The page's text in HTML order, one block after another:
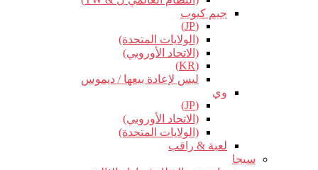
جيم كيوب
(JP)
(الولايات المتحدة)
(الاتحاد الأوروبي)
(KR)
ليس لإعادة بيعها / ديموس
وي
(JP)
(الاتحاد الأوروبي)
(الولايات المتحدة)
لعبة & راقب
سيجا